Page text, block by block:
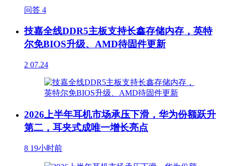
问答 4
技嘉全线DDR5主板支持长鑫存储内存，英特
尔免BIOS升级、AMD待固件更新
2 07.24
2026上半年耳机市场承压下滑，华为份额跃升
第二，耳夹式成唯一增长亮点
8 19小时前